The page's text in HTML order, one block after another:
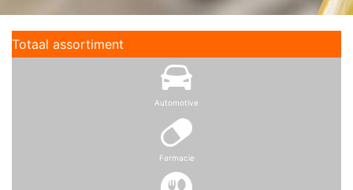
Totaal assortiment
Automotive
Farmacie